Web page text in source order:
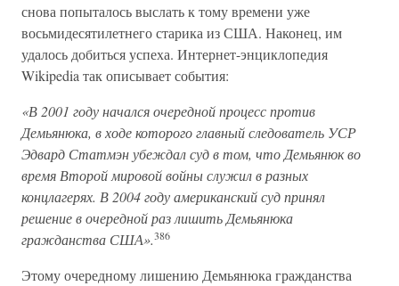
снова попыталось выслать к тому времени уже
восьмидесятилетнего старика из США. Наконец, им
удалось добиться успеха. Интернет-энциклопедия
Wikipedia так описывает события:
«В 2001 году начался очередной процесс против
Демьянюка, в ходе которого главный следователь УСР
Эдвард Статмэн убеждал суд в том, что Демьянюк во
время Второй мировой войны служил в разных
концлагерях. В 2004 году американский суд принял
решение в очередной раз лишить Демьянюка
гражданства США».386
Этому очередному лишению Демьянюка гражданства